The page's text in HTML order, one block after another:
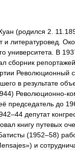
(родился 2 11
и литературовед
университета В
сборник репортажей
Революционный
в результате
) Революционно-
председатель до
‒44 депутат
книгу путевых
(1952‒58)
») и